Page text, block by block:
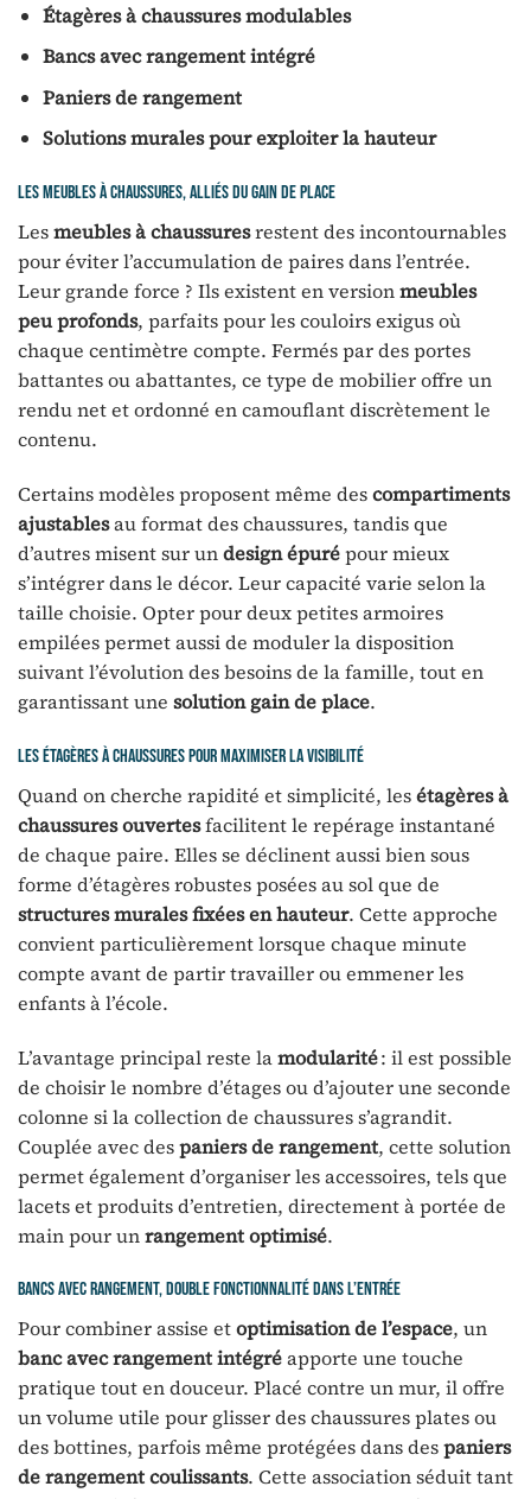
Étagères à chaussures modulables
Bancs avec rangement intégré
Paniers de rangement
Solutions murales pour exploiter la hauteur
Les meubles à chaussures, alliés du gain de place
Lesmeubles à chaussuresrestent des incontournables
pour éviter l’accumulation de paires dans l’entrée.
Leur grande force ? Ils existent en versionmeubles
peu profonds, parfaits pour les couloirs exigus où
chaque centimètre compte. Fermés par des portes
battantes ou abattantes, ce type de mobilier offre un
rendu net et ordonné en camouflant discrètement le
contenu.
Certains modèles proposent même descompartiments
ajustablesau format des chaussures, tandis que
d’autres misent sur undesign épurépour mieux
s’intégrer dans le décor. Leur capacité varie selon la
taille choisie. Opter pour deux petites armoires
empilées permet aussi de moduler la disposition
suivant l’évolution des besoins de la famille, tout en
garantissant une solution gain de place.
Les étagères à chaussures pour maximiser la visibilité
Quand on cherche rapidité et simplicité, lesétagères à
chaussures ouvertesfacilitent le repérage instantané
de chaque paire. Elles se déclinent aussi bien sous
forme d’étagères robustes posées au sol que de
structures murales fixées en hauteur. Cette approche
convient particulièrement lorsque chaque minute
compte avant de partir travailler ou emmener les
enfants à l’école.
L’avantage principal reste lamodularité: il est possible
de choisir le nombre d’étages ou d’ajouter une seconde
colonne si la collection de chaussures s’agrandit.
Couplée avec despaniers de rangement, cette solution
permet également d’organiser les accessoires, tels que
lacets et produits d’entretien, directement à portée de
main pour unrangement optimisé.
Bancs avec rangement, double fonctionnalité dans l’entrée
Pour combiner assise etoptimisation de l’espace, un
banc avec rangement intégréapporte une touche
pratique tout en douceur. Placé contre un mur, il offre
un volume utile pour glisser des chaussures plates ou
des bottines, parfois même protégées dans despaniers
de rangement coulissants. Cette association séduit tant